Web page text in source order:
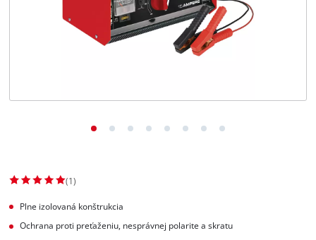
(1)
Plne izolovaná konštrukcia
Ochrana proti preťaženiu, nesprávnej polarite a skratu